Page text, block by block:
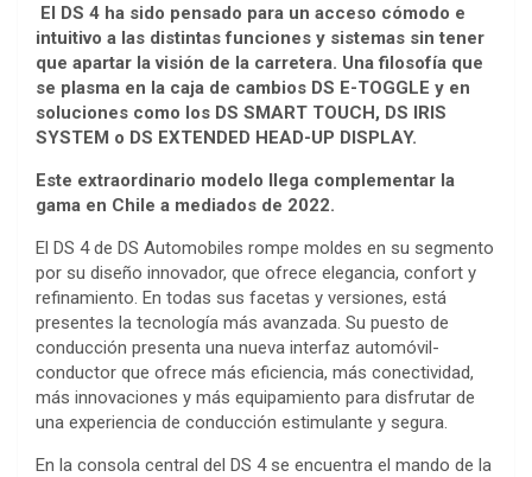
El DS 4 ha sido pensado para un acceso cómodo e
intuitivo a las distintas funciones y sistemas sin tener
que apartar la visión de la carretera. Una filosofía que
se plasma en la caja de cambios DS E-TOGGLE y en
soluciones como los DS SMART TOUCH, DS IRIS
SYSTEM o DS EXTENDED HEAD-UP DISPLAY.
Este extraordinario modelo llega complementar la
gama en Chile a mediados de 2022.
El DS 4 de DS Automobiles rompe moldes en su segmento
por su diseño innovador, que ofrece elegancia, confort y
refinamiento. En todas sus facetas y versiones, está
presentes la tecnología más avanzada. Su puesto de
conducción presenta una nueva interfaz automóvil-
conductor que ofrece más eficiencia, más conectividad,
más innovaciones y más equipamiento para disfrutar de
una experiencia de conducción estimulante y segura.
En la consola central del DS 4 se encuentra el mando de la